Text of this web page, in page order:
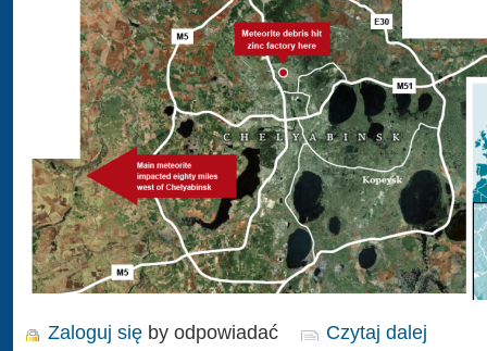
Zaloguj się by odpowiadać Czytaj dalej